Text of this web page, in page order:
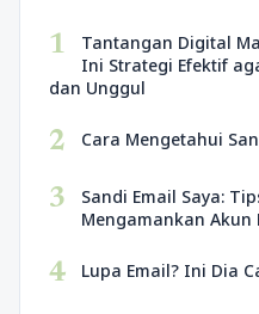
1
Tantangan Digital
Ini Strategi Efektif
dan Unggul
2 Cara Mengetahui
3
Sandi Email Saya:
Mengamankan Akun
4 Lupa Email? Ini Dia